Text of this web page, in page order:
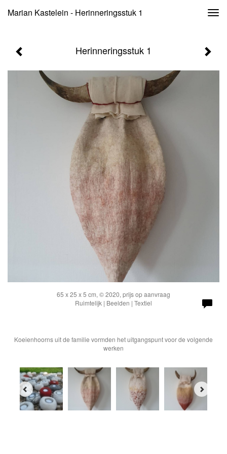
Marian Kastelein - Herinneringsstuk 1
Herinneringsstuk 1
65 x 25 x 5 cm, © 2020, prijs op aanvraag
Ruimtelijk | Beelden | Textiel
Koeienhoorns uit de familie vormden het uitgangspunt voor de volgende
werken